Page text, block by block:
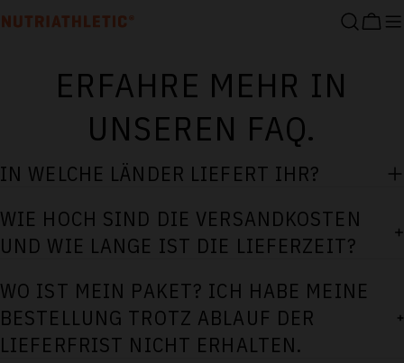
Inhalt
ERFAHRE MEHR IN
UNSEREN FAQ.
IN WELCHE LÄNDER LIEFERT IHR?
WIE HOCH SIND DIE VERSANDKOSTEN
UND WIE LANGE IST DIE LIEFERZEIT?
WO IST MEIN PAKET? ICH HABE MEINE
BESTELLUNG TROTZ ABLAUF DER
LIEFERFRIST NICHT ERHALTEN.